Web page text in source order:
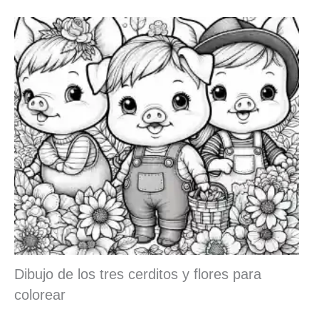
Dibujo de los tres cerditos y flores para
colorear